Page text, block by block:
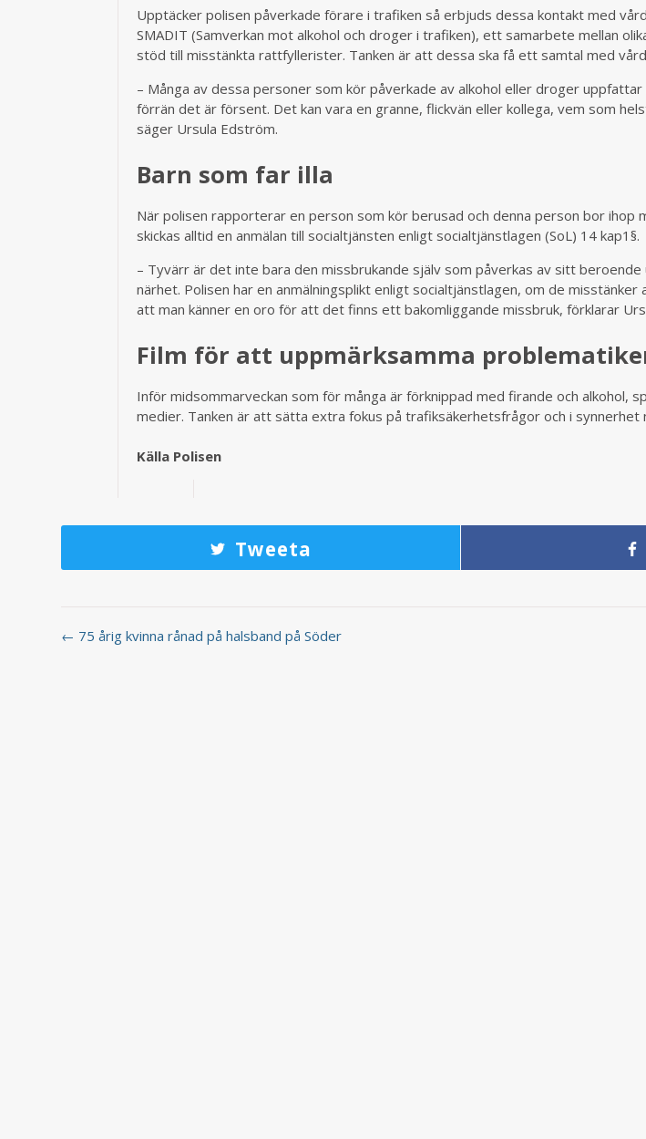
Upptäcker polisen påverkade förare i trafiken så erbjuds dessa kontakt med
SMADIT (Samverkan mot alkohol och droger i trafiken), ett samarbete mellan
stöd till misstänkta rattfyllerister. Tanken är att dessa ska få ett samtal med
– Många av dessa personer som kör påverkade av alkohol eller droger
förrän det är försent. Det kan vara en granne, flickvän eller kollega, vem som
säger Ursula Edström.
Barn som far illa
När polisen rapporterar en person som kör berusad och denna person bor ihop
skickas alltid en anmälan till socialtjänsten enligt socialtjänstlagen (SoL) 14 kap1§.
– Tyvärr är det inte bara den missbrukande själv som påverkas av sitt
närhet. Polisen har en anmälningsplikt enligt socialtjänstlagen, om de
att man känner en oro för att det finns ett bakomliggande missbruk, förklarar
Film för att uppmärksamma
Inför midsommarveckan som för många är förknippad med firande och alkohol,
medier. Tanken är att sätta extra fokus på trafiksäkerhetsfrågor och i synnerhet
Källa Polisen
Tweeta
← 75 årig kvinna rånad på halsband på Söder